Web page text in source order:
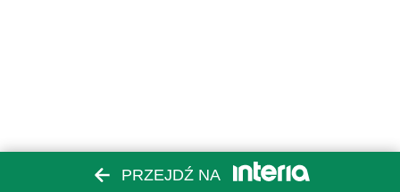
PRZEJDŹ NA